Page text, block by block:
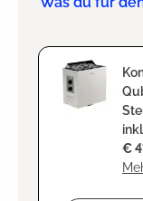
€